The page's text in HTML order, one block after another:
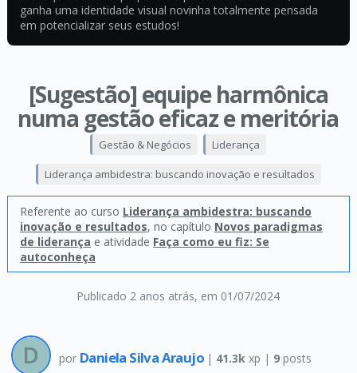
ganha uma identidade visual novinha totalmente pensada
em potencializar seus estudos!
[Sugestão] equipe harmônica
numa gestão eficaz e meritória
Publicado 2 anos atrás, em 01/07/2024
Gestão & Negócios Liderança
Liderança ambidestra: buscando inovação e resultados
Referente ao curso Liderança ambidestra: buscando
inovação e resultados, no capítulo Novos paradigmas
de liderança e atividade Faça como eu fiz: Se
autoconheça
por Daniela Silva Araujo | 41.3k xp | 9 posts